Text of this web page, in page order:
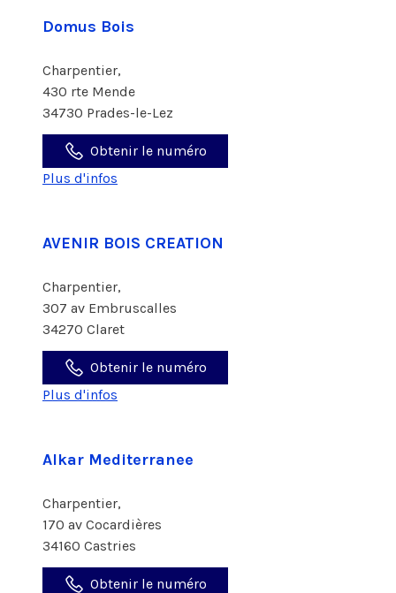
Domus Bois
Charpentier,
430 rte Mende
34730 Prades-le-Lez
Obtenir le numéro
Plus d'infos
AVENIR BOIS CREATION
Charpentier,
307 av Embruscalles
34270 Claret
Obtenir le numéro
Plus d'infos
Alkar Mediterranee
Charpentier,
170 av Cocardières
34160 Castries
Obtenir le numéro